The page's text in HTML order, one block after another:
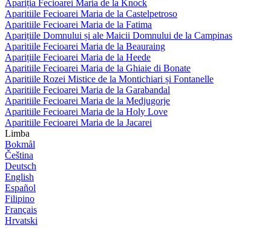
Apariția Fecioarei Maria de la Knock
Aparitiile Fecioarei Maria de la Castelpetroso
Aparitiile Fecioarei Maria de la Fatima
Aparițiile Domnului și ale Maicii Domnului de la Campinas
Aparitiile Fecioarei Maria de la Beauraing
Aparițiile Fecioarei Maria de la Heede
Aparitiile Fecioarei Maria de la Ghiaie di Bonate
Aparitiile Rozei Mistice de la Montichiari și Fontanelle
Aparitiile Fecioarei Maria de la Garabandal
Aparitiile Fecioarei Maria de la Medjugorje
Aparitiile Fecioarei Maria de la Holy Love
Aparitiile Fecioarei Maria de la Jacarei
Limba
Bokmål
Čeština
Deutsch
English
Español
Filipino
Français
Hrvatski